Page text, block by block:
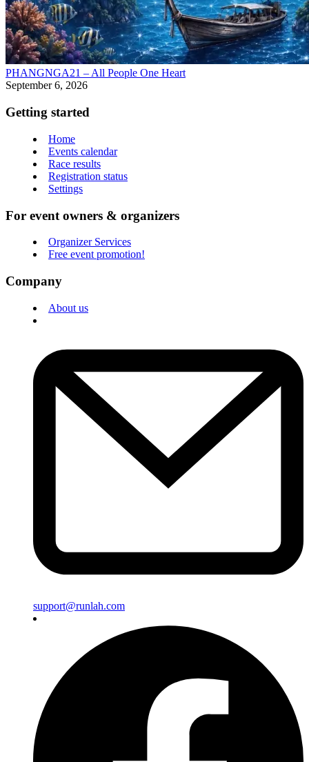
PHANGNGA21 – All People One Heart
September 6, 2026
Getting started
Home
Events calendar
Race results
Registration status
Settings
For event owners & organizers
Organizer Services
Free event promotion!
Company
About us
support@runlah.com